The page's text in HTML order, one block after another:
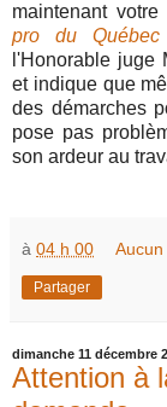
maintenant
pro du Québec
l'Honorable juge
et indique que
des démarches
pose pas
son ardeur au
à 04 h 00
Partager
dimanche 11 décembre
Attention à